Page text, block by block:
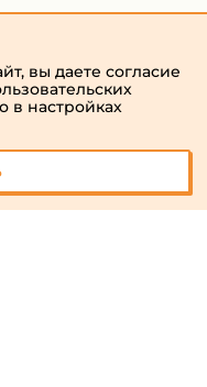
вы даете согласие
в настройках